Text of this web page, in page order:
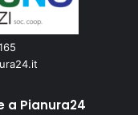
a Pianura24